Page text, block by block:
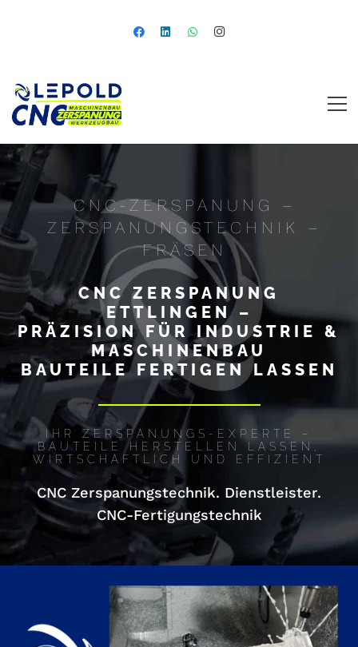
CNC-ZERSPANUNG –
ZERSPANUNGSTECHNIK –
FRÄSEN
CNC ZERSPANUNG
ETTLINGEN –
PRÄZISION FÜR INDUSTRIE &
MASCHINENBAU
BAUTEILE FERTIGEN LASSEN
IHR ZERSPANUNGS-EXPERTE –
BAUTEILE HERSTELLEN LASSEN,
WIRTSCHAFTLICH UND EFFIZIENT
CNC Zerspanungstechnik. Dienstleister.
CNC-Fertigungstechnik